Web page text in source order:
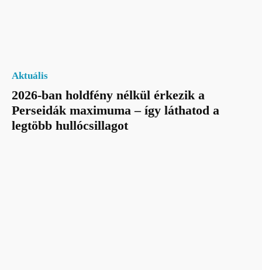
Aktuális
2026-ban holdfény nélkül érkezik a
Perseidák maximuma – így láthatod a
legtöbb hullócsillagot